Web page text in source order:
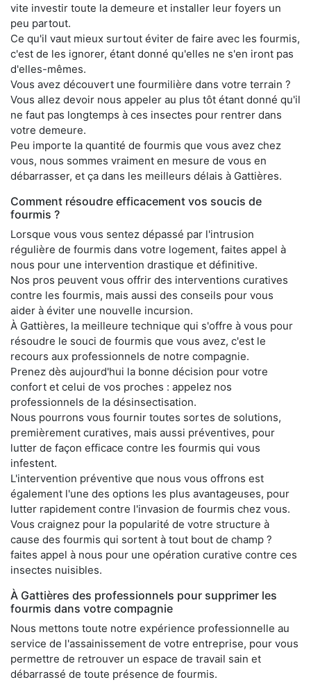
vite investir toute la demeure et installer leur foyers un
peu partout.
Ce qu'il vaut mieux surtout éviter de faire avec les fourmis,
c'est de les ignorer, étant donné qu'elles ne s'en iront pas
d'elles-mêmes.
Vous avez découvert une fourmilière dans votre terrain ?
Vous allez devoir nous appeler au plus tôt étant donné qu'il
ne faut pas longtemps à ces insectes pour rentrer dans
votre demeure.
Peu importe la quantité de fourmis que vous avez chez
vous, nous sommes vraiment en mesure de vous en
débarrasser, et ça dans les meilleurs délais à Gattières.
Comment résoudre efficacement vos soucis de
fourmis ?
Lorsque vous vous sentez dépassé par l'intrusion
régulière de fourmis dans votre logement, faites appel à
nous pour une intervention drastique et définitive.
Nos pros peuvent vous offrir des interventions curatives
contre les fourmis, mais aussi des conseils pour vous
aider à éviter une nouvelle incursion.
À Gattières, la meilleure technique qui s'offre à vous pour
résoudre le souci de fourmis que vous avez, c'est le
recours aux professionnels de notre compagnie.
Prenez dès aujourd'hui la bonne décision pour votre
confort et celui de vos proches : appelez nos
professionnels de la désinsectisation.
Nous pourrons vous fournir toutes sortes de solutions,
premièrement curatives, mais aussi préventives, pour
lutter de façon efficace contre les fourmis qui vous
infestent.
L'intervention préventive que nous vous offrons est
également l'une des options les plus avantageuses, pour
lutter rapidement contre l'invasion de fourmis chez vous.
Vous craignez pour la popularité de votre structure à
cause des fourmis qui sortent à tout bout de champ ?
faites appel à nous pour une opération curative contre ces
insectes nuisibles.
À Gattières des professionnels pour supprimer les
fourmis dans votre compagnie
Nous mettons toute notre expérience professionnelle au
service de l'assainissement de votre entreprise, pour vous
permettre de retrouver un espace de travail sain et
débarrassé de toute présence de fourmis.